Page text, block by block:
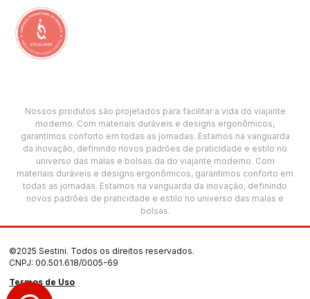
Nossos produtos são projetados para facilitar a vida do viajante
moderno. Com materiais duráveis e designs ergonômicos,
garantimos conforto em todas as jornadas. Estamos na vanguarda
da inovação, definindo novos padrões de praticidade e estilo no
universo das malas e bolsas.da do viajante moderno. Com
materiais duráveis e designs ergonômicos, garantimos conforto em
todas as jornadas. Estamos na vanguarda da inovação, definindo
novos padrões de praticidade e estilo no universo das malas e
bolsas.
©2025 Sestini. Todos os direitos reservados.
CNPJ: 00.501.618/0005-69
Termos de Uso